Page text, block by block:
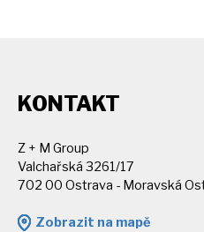
KONTAKT
Z + M Group
Valchařská 3261/17
702 00 Ostrava - Moravská
Zobrazit na mapě